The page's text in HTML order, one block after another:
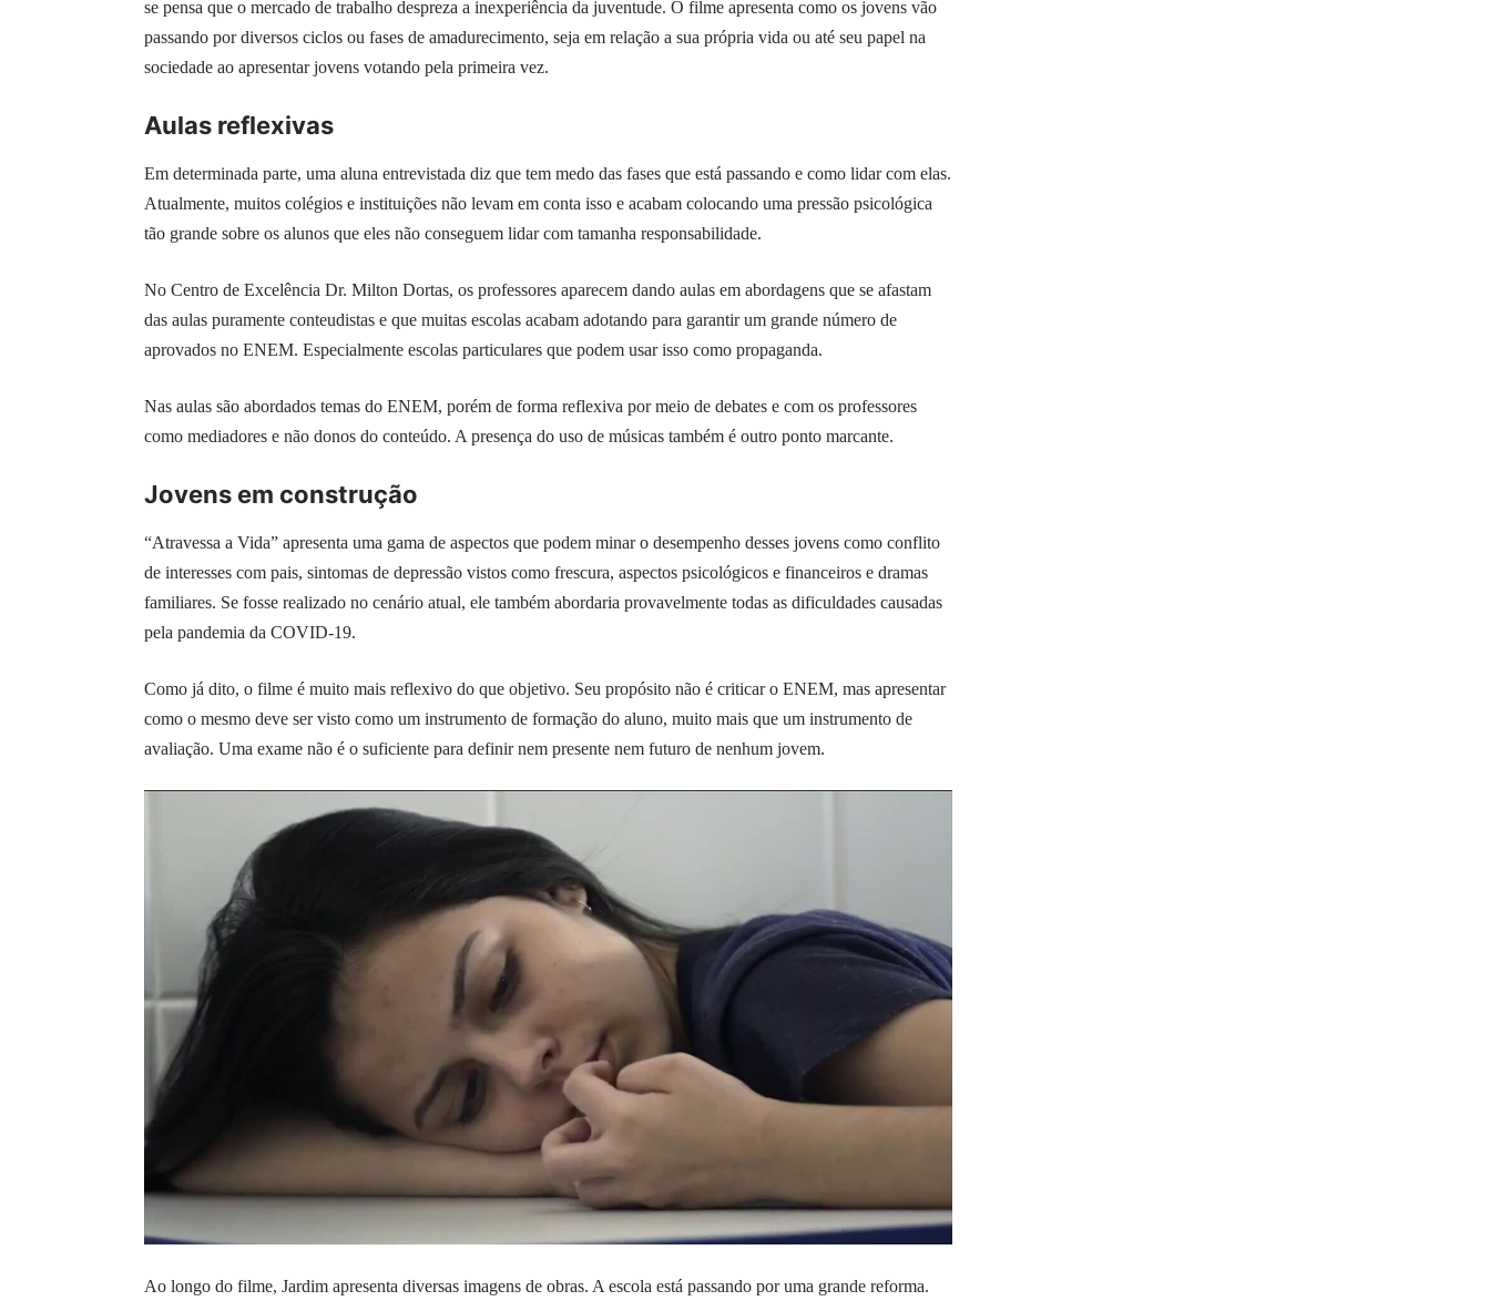
se pensa que o mercado de trabalho despreza a inexperiência da juventude. O filme apresenta como os jovens vão
passando por diversos ciclos ou fases de amadurecimento, seja em relação a sua própria vida ou até seu papel na
sociedade ao apresentar jovens votando pela primeira vez.
Aulas reflexivas
Em determinada parte, uma aluna entrevistada diz que tem medo das fases que está passando e como lidar com elas.
Atualmente, muitos colégios e instituições não levam em conta isso e acabam colocando uma pressão psicológica
tão grande sobre os alunos que eles não conseguem lidar com tamanha responsabilidade.
No Centro de Excelência Dr. Milton Dortas, os professores aparecem dando aulas em abordagens que se afastam
das aulas puramente conteudistas e que muitas escolas acabam adotando para garantir um grande número de
aprovados no ENEM. Especialmente escolas particulares que podem usar isso como propaganda.
Nas aulas são abordados temas do ENEM, porém de forma reflexiva por meio de debates e com os professores
como mediadores e não donos do conteúdo. A presença do uso de músicas também é outro ponto marcante.
Jovens em construção
“Atravessa a Vida” apresenta uma gama de aspectos que podem minar o desempenho desses jovens como conflito
de interesses com pais, sintomas de depressão vistos como frescura, aspectos psicológicos e financeiros e dramas
familiares. Se fosse realizado no cenário atual, ele também abordaria provavelmente todas as dificuldades causadas
pela pandemia da COVID-19.
Como já dito, o filme é muito mais reflexivo do que objetivo. Seu propósito não é criticar o ENEM, mas apresentar
como o mesmo deve ser visto como um instrumento de formação do aluno, muito mais que um instrumento de
avaliação. Uma exame não é o suficiente para definir nem presente nem futuro de nenhum jovem.
Ao longo do filme, Jardim apresenta diversas imagens de obras. A escola está passando por uma grande reforma.